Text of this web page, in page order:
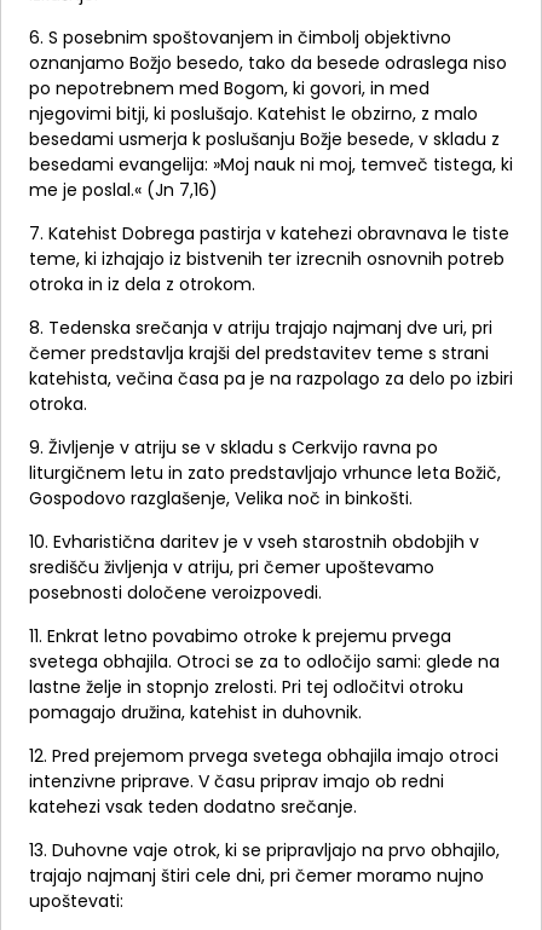
6. S posebnim spoštovanjem in čimbolj objektivno
oznanjamo Božjo besedo, tako da besede odraslega niso
po nepotrebnem med Bogom, ki govori, in med
njegovimi bitji, ki poslušajo. Katehist le obzirno, z malo
besedami usmerja k poslušanju Božje besede, v skladu z
besedami evangelija: »Moj nauk ni moj, temveč tistega, ki
me je poslal.« (Jn 7,16)
7. Katehist Dobrega pastirja v katehezi obravnava le tiste
teme, ki izhajajo iz bistvenih ter izrecnih osnovnih potreb
otroka in iz dela z otrokom.
8. Tedenska srečanja v atriju trajajo najmanj dve uri, pri
čemer predstavlja krajši del predstavitev teme s strani
katehista, večina časa pa je na razpolago za delo po izbiri
otroka.
9. Življenje v atriju se v skladu s Cerkvijo ravna po
liturgičnem letu in zato predstavljajo vrhunce leta Božič,
Gospodovo razglašenje, Velika noč in binkošti.
10. Evharistična daritev je v vseh starostnih obdobjih v
središču življenja v atriju, pri čemer upoštevamo
posebnosti določene veroizpovedi.
11. Enkrat letno povabimo otroke k prejemu prvega
svetega obhajila. Otroci se za to odločijo sami: glede na
lastne želje in stopnjo zrelosti. Pri tej odločitvi otroku
pomagajo družina, katehist in duhovnik.
12. Pred prejemom prvega svetega obhajila imajo otroci
intenzivne priprave. V času priprav imajo ob redni
katehezi vsak teden dodatno srečanje.
13. Duhovne vaje otrok, ki se pripravljajo na prvo obhajilo,
trajajo najmanj štiri cele dni, pri čemer moramo nujno
upoštevati: